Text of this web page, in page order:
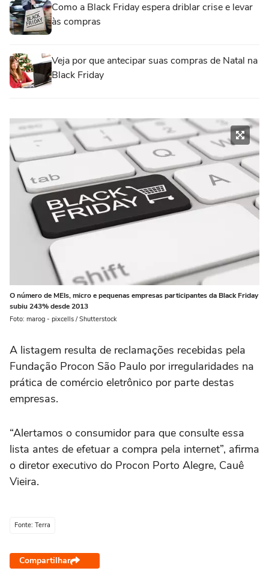
Como a Black Friday espera driblar crise e levar
às compras
Veja por que antecipar suas compras de Natal na
Black Friday
O número de MEIs, micro e pequenas empresas participantes da Black Friday
subiu 243% desde 2013
Foto: marog - pixcells / Shutterstock
A listagem resulta de reclamações recebidas pela
Fundação Procon São Paulo por irregularidades na
prática de comércio eletrônico por parte destas
empresas.
“Alertamos o consumidor para que consulte essa
lista antes de efetuar a compra pela internet”, afirma
o diretor executivo do Procon Porto Alegre, Cauê
Vieira.
Fonte: Terra
Compartilhar